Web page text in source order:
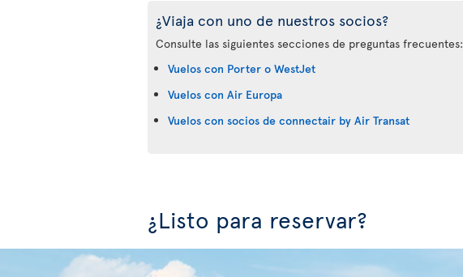
¿Viaja con uno de nuestros socios?
Consulte las siguientes secciones de preguntas frecuentes:
Vuelos con Porter o WestJet
Vuelos con Air Europa
Vuelos con socios de connectair by Air Transat
¿Listo para reservar?